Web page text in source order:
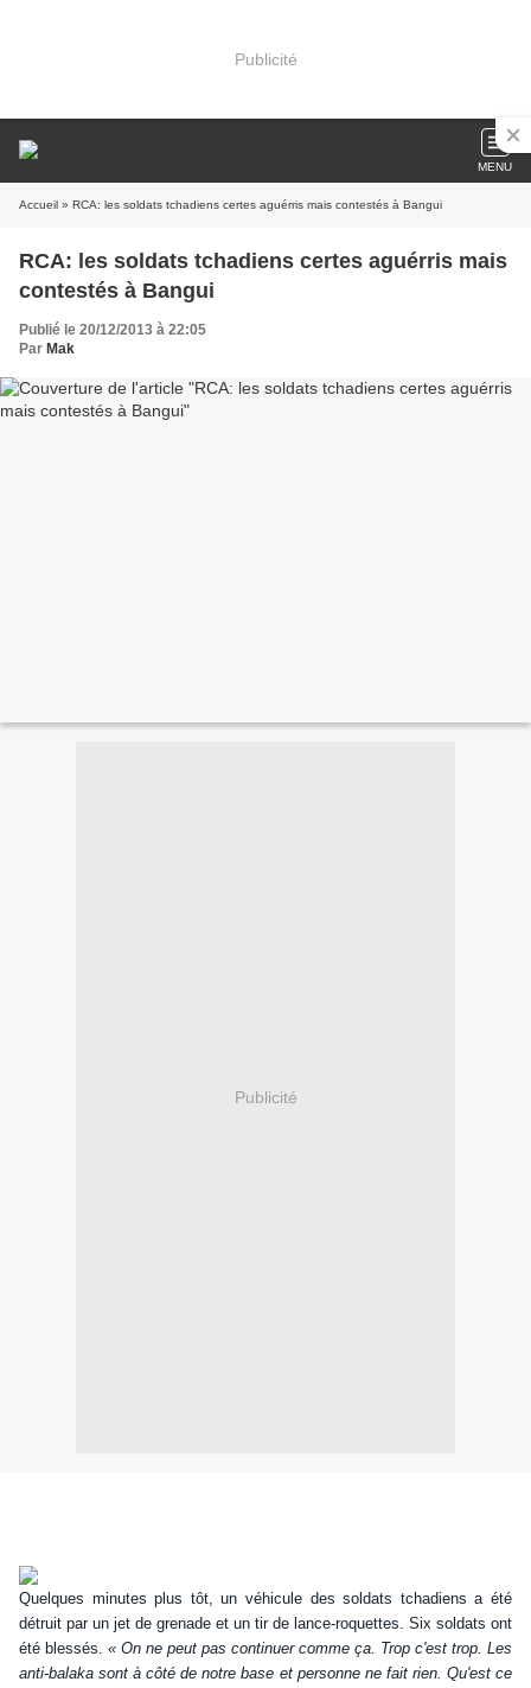
Publicité
MENU
Accueil » RCA: les soldats tchadiens certes aguérris mais contestés à Bangui
RCA: les soldats tchadiens certes aguérris mais
contestés à Bangui
Publié le 20/12/2013 à 22:05
Par Mak
Publicité
Quelques minutes plus tôt, un véhicule des soldats tchadiens a été
détruit par un jet de grenade et un tir de lance-roquettes. Six soldats ont
été blessés. « On ne peut pas continuercomme ça. Trop c'est trop. Les
anti-balaka sont à côté de notre base et personne ne fait rien. Qu'est ce